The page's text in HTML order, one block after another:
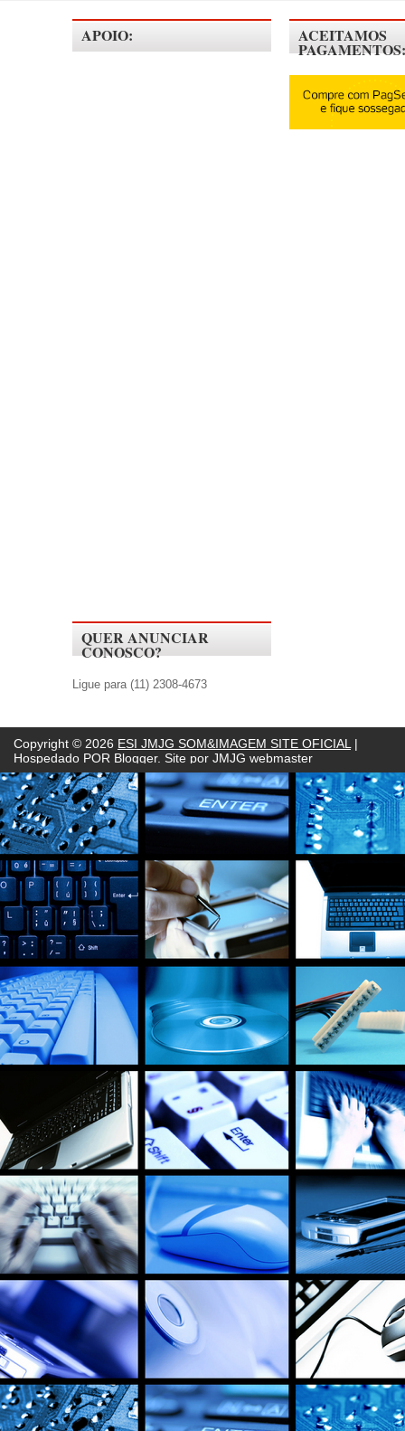
APOIO:
QUER ANUNCIAR
CONOSCO?
Ligue para (11) 2308-4673
ACEITAMOS
PAGAMENTOS:
Copyright © 2026 ESI JMJG SOM&IMAGEM SITE OFICIAL |
Hospedado POR Blogger. Site por JMJG webmaster